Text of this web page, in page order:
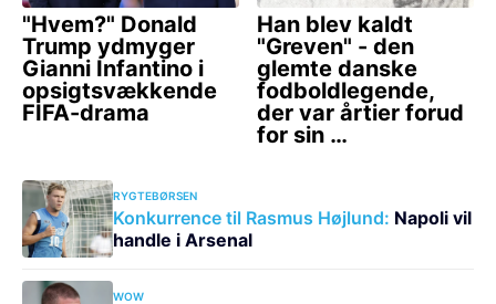
RYGTEBØRSEN
Konkurrence til Rasmus Højlund: Napoli vil
handle i Arsenal
WOW